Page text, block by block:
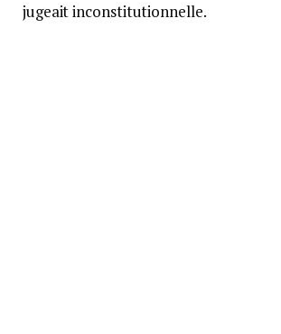
jugeait inconstitutionnelle.